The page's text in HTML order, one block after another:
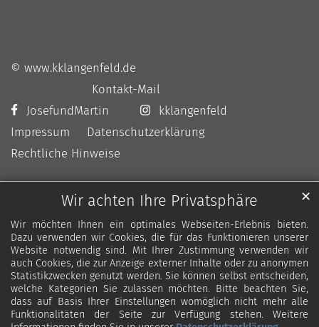
Wir achten Ihre Privatsphäre
Wir möchten Ihnen ein optimales Webseiten-Erlebnis bieten.
Dazu verwenden wir Cookies, die für das Funktionieren unserer
Website notwendig sind. Mit Ihrer Zustimmung verwenden wir
auch Cookies, die zur Anzeige externer Inhalte oder zu anonymen
Statistikzwecken genutzt werden. Sie können selbst entscheiden,
welche Kategorien Sie zulassen möchten. Bitte beachten Sie,
dass auf Basis Ihrer Einstellungen womöglich nicht mehr alle
Funktionalitäten der Seite zur Verfügung stehen. Weitere
✕
© www.kklangenfeld.de
Kontakt-Mail
JosefundMartin
kklangenfeld
Impressum
Datenschutzerklärung
Rechtliche Hinweise